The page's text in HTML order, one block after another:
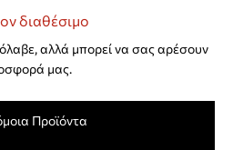
διαθέσιμο
αλλά μπορεί να σας αρέσουν
μας.
Προϊόντα